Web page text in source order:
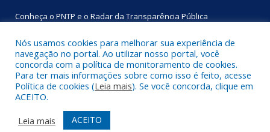
Conheça o PNTP e o Radar da Transparência Pública
Todos os direitos reservados a Prefeitura Municipal de
Primavera.
Mapa do Site
Acessar Área Administrativa
Nós usamos cookies para melhorar sua experiência de
navegação no portal. Ao utilizar nosso portal, você
concorda com a política de monitoramento de cookies.
Para ter mais informações sobre como isso é feito, acesse
Política de cookies (Leia mais). Se você concorda, clique em
ACEITO.
Leia mais
ACEITO